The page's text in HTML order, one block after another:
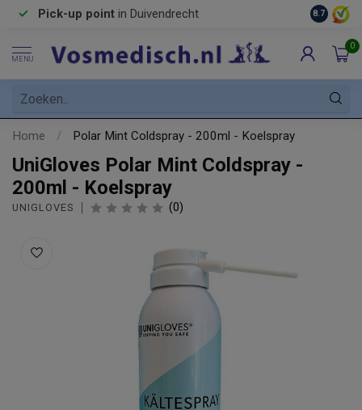
Pick-up point in Duivendrecht 8.7
MENU
0
Home / Polar Mint Coldspray - 200ml - Koelspray
UniGloves Polar Mint Coldspray -
200ml - Koelspray
UNIGLOVES (0)